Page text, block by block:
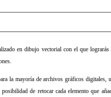
en dibujo vectorial con el que
la mayoría de archivos gráficos digitales,
de retocar cada elemento que